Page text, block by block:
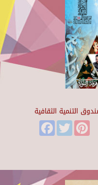
التنمية الثقافية
FacebookTwitter